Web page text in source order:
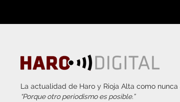
La actualidad de Haro y Rioja Alta como nunca
“Porque otro periodismo es posible.”